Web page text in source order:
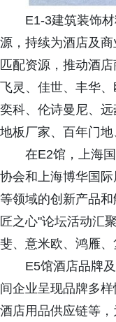
E1-3建筑装饰
源，持续为酒店及
匹配资源，推动酒
飞灵、佳世、丰华
奕科、伦诗曼尼、
地板厂家、百年门
在E2馆，上海
协会和上海博华国
等领域的创新产品
匠之心"论坛活动汇
斐、意米欧、鸿雁
E5馆酒店品牌
间企业呈现品牌多
酒店用品供应链等